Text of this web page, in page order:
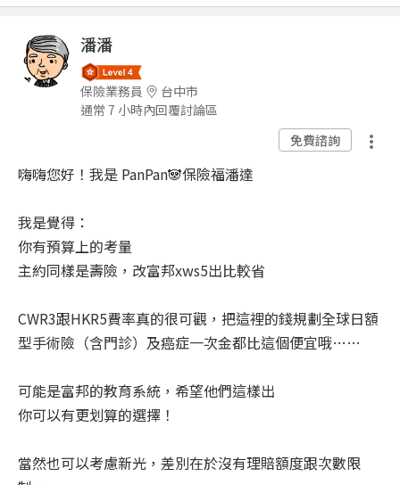
潘潘
保險業務員
台中市
通常 7 小時內回覆討論區
免費諮詢
嗨嗨您好！我是 PanPan🐼保險福潘達
我是覺得：
你有預算上的考量
主約同樣是壽險，改富邦xws5出比較省
CWR3跟HKR5費率真的很可觀，把這裡的錢規劃全球日額
型手術險（含門診）及癌症一次金都比這個便宜哦……
可能是富邦的教育系統，希望他們這樣出
你可以有更划算的選擇！
當然也可以考慮新光，差別在於沒有理賠額度跟次數限